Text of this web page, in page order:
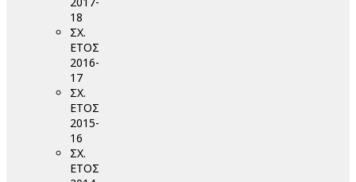
18
ΣΧ.
ΕΤΟΣ
2016-
17
ΣΧ.
ΕΤΟΣ
2015-
16
ΣΧ.
ΕΤΟΣ